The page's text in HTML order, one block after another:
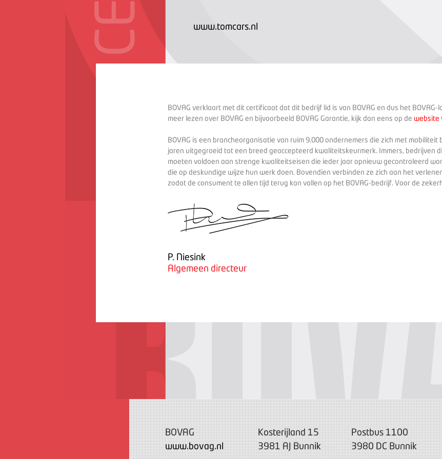
www.tomcars.nl
BOVAG verklaart met dit certificaat dat dit bedrijf lid is van BOVAG en dus het
meer lezen over BOVAG en bijvoorbeeld BOVAG Garantie, kijk dan eens op de website
BOVAG is een brancheorganisatie van ruim 9.000 ondernemers die zich met mobiliteit
jaren uitgegroeid tot een breed geaccepteerd kwaliteitskeurmerk. Immers, bedrijven
moeten voldoen aan strenge kwaliteitseisen die ieder jaar opnieuw gecontroleerd
die op deskundige wijze hun werk doen. Bovendien verbinden ze zich aan het
zodat de consument te allen tijd terug kan vallen op het BOVAG-bedrijf. Voor de
P. Niesink
Algemeen directeur
BOVAG
www.bovag.nl
Kosterijland 15
3981 AJ Bunnik
Postbus 1100
3980 DC Bunnik